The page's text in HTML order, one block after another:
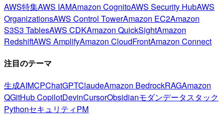
AWS特集AWS IAMAmazon CognitoAWS Security HubAWS
OrganizationsAWS Control TowerAmazon EC2Amazon
S3S3 TablesAWS CDKAmazon QuickSightAmazon
RedshiftAWS AmplifyAmazon CloudFrontAmazon Connect
注目のテーマ
生成AIMCPChatGPTClaudeAmazon BedrockRAGAmazon
QGitHub CopilotDevinCursorObsidianモダンデータスタック
PythonセキュリティPM